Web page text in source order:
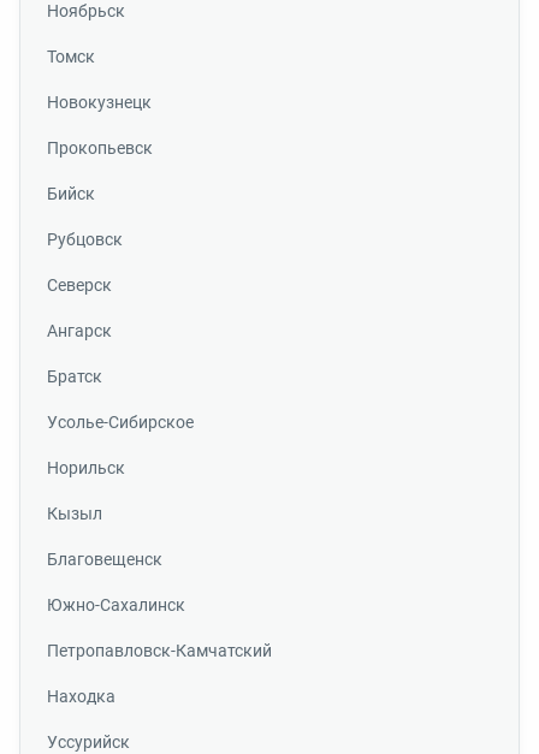
Ноябрьск
Томск
Новокузнецк
Прокопьевск
Бийск
Рубцовск
Северск
Ангарск
Братск
Усолье-Сибирское
Норильск
Кызыл
Благовещенск
Южно-Сахалинск
Петропавловск-Камчатский
Находка
Уссурийск